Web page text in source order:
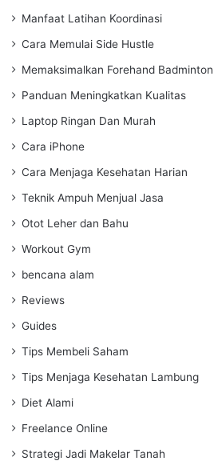
Manfaat Latihan Koordinasi
Cara Memulai Side Hustle
Memaksimalkan Forehand Badminton
Panduan Meningkatkan Kualitas
Laptop Ringan Dan Murah
Cara iPhone
Cara Menjaga Kesehatan Harian
Teknik Ampuh Menjual Jasa
Otot Leher dan Bahu
Workout Gym
bencana alam
Reviews
Guides
Tips Membeli Saham
Tips Menjaga Kesehatan Lambung
Diet Alami
Freelance Online
Strategi Jadi Makelar Tanah